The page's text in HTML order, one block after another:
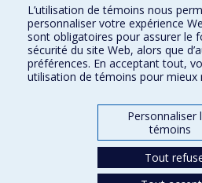
Nous trouver
Plan du site
Accessibilité
L’utilisation de témoins nous
personnaliser votre expérience
sont obligatoires pour assurer le
sécurité du site Web, alors que
préférences. En acceptant tout,
utilisation de témoins pour mieux
Personnaliser
témoins
Tout